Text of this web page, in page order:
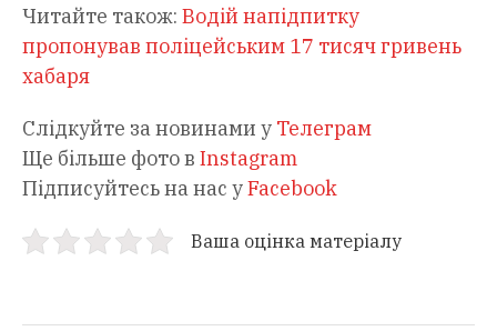
Читайте також: Водій напідпитку
пропонував поліцейським 17 тисяч гривень
хабаря
Слідкуйте за новинами у Телеграм
Ще більше фото в Instagram
Підписуйтесь на нас уFacebook
Ваша оцінка матеріалу